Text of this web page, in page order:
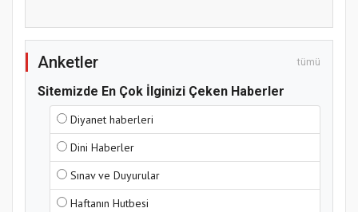
Anketler tümü
Sitemizde En Çok İlginizi Çeken Haberler
Diyanet haberleri
Dini Haberler
Sınav ve Duyurular
Haftanın Hutbesi